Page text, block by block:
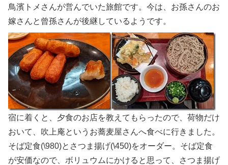
鳥濱トメさんが営んでいた旅館です。今は、お孫さんのお
嫁さんと曾孫さんが後継しているようです。
宿に着くと、夕食のお店を教えてもらったので、荷物だけ
おいて、吹上庵というお蕎麦屋さんへ食べに行きました。
そば定食(\980)とさつま揚げ(\450)をオーダー。そば定食
が安価なので、ボリュウムにかけると思って、さつま揚げ